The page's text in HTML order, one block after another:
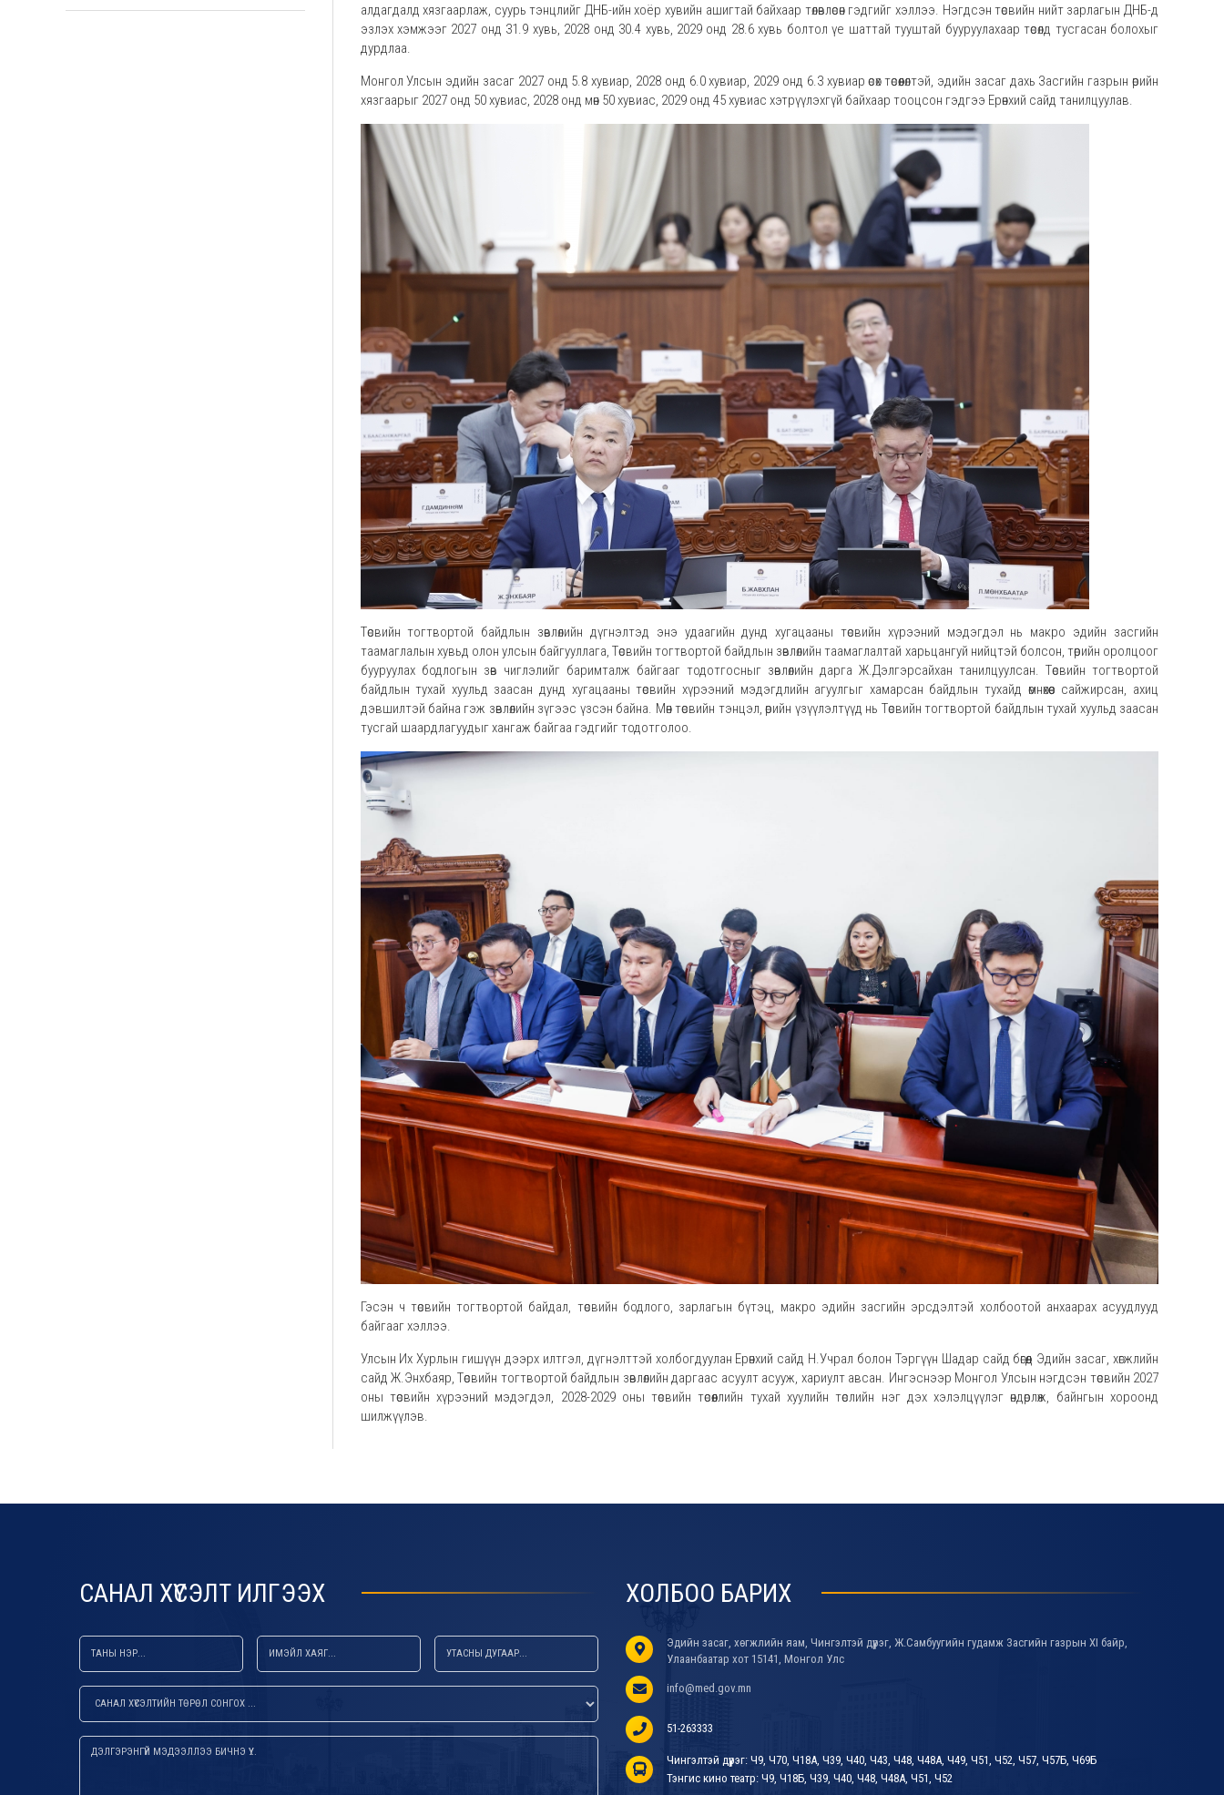
алдагдалд хязгаарлаж, суурь тэнцлийг ДНБ-ийн хоёр хувийн ашигтай байхаар төлөвлөсөн гэдгийг хэллээ. Нэгдсэн төсвийн нийт зарлагын ДНБ-д
эзлэх хэмжээг 2027 онд 31.9 хувь, 2028 онд 30.4 хувь, 2029 онд 28.6 хувь болтол үе шаттай тууштай бууруулахаар төсөлд тусгасан болохыг
дурдлаа.
Монгол Улсын эдийн засаг 2027 онд 5.8 хувиар, 2028 онд 6.0 хувиар, 2029 онд 6.3 хувиар өсөх төсөөлөлтэй, эдийн засаг дахь Засгийн газрын өрийн
хязгаарыг 2027 онд 50 хувиас, 2028 онд мөн 50 хувиас, 2029 онд 45 хувиас хэтрүүлэхгүй байхаар тооцсон гэдгээ Ерөнхий сайд танилцуулав.
Төсвийн тогтвортой байдлын зөвлөлийн дүгнэлтэд энэ удаагийн дунд хугацааны төсвийн хүрээний мэдэгдэл нь макро эдийн засгийн
таамаглалын хувьд олон улсын байгууллага, Төсвийн тогтвортой байдлын зөвлөлийн таамаглалтай харьцангуй нийцтэй болсон, төрийн оролцоог
бууруулах бодлогын зөв чиглэлийг баримталж байгааг тодотгосныг зөвлөлийн дарга Ж.Дэлгэрсайхан танилцуулсан. Төсвийн тогтвортой
байдлын тухай хуульд заасан дунд хугацааны төсвийн хүрээний мэдэгдлийн агуулгыг хамарсан байдлын тухайд өмнөхөөс сайжирсан, ахиц
дэвшилтэй байна гэж зөвлөлийн зүгээс үзсэн байна. Мөн төсвийн тэнцэл, өрийн үзүүлэлтүүд нь Төсвийн тогтвортой байдлын тухай хуульд заасан
тусгай шаардлагуудыг хангаж байгаа гэдгийг тодотголоо.
Гэсэн ч төсвийн тогтвортой байдал, төсвийн бодлого, зарлагын бүтэц, макро эдийн засгийн эрсдэлтэй холбоотой анхаарах асуудлууд
байгааг хэллээ.
Улсын Их Хурлын гишүүн дээрх илтгэл, дүгнэлттэй холбогдуулан Ерөнхий сайд Н.Учрал болон Тэргүүн Шадар сайд бөгөөд Эдийн засаг, хөгжлийн
сайд Ж.Энхбаяр, Төсвийн тогтвортой байдлын зөвлөлийн даргаас асуулт асууж, хариулт авсан. Ингэснээр Монгол Улсын нэгдсэн төсвийн 2027
оны төсвийн хүрээний мэдэгдэл, 2028-2029 оны төсвийн төсөөллийн тухай хуулийн төслийн нэг дэх хэлэлцүүлэг өндөрлөж, байнгын хороонд
шилжүүлэв.
САНАЛ ХҮСЭЛТ ИЛГЭЭХ ХОЛБОО БАРИХ
Эдийн засаг, хөгжлийн яам, Чингэлтэй дүүрэг, Ж.Самбуугийн гудамж Засгийн газрын XI байр,
Улаанбаатар хот 15141, Монгол Улс
info@med.gov.mn
51-263333
Чингэлтэй дүүрэг: Ч9, Ч70, Ч18А, Ч39, Ч40, Ч43, Ч48, Ч48А, Ч49, Ч51, Ч52, Ч57, Ч57Б, Ч69Б
Тэнгис кино театр: Ч9, Ч18Б, Ч39, Ч40, Ч48, Ч48А, Ч51, Ч52